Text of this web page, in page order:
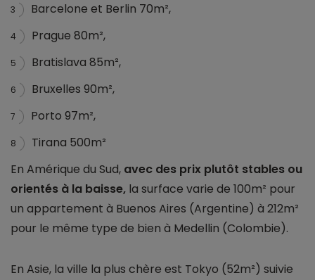
3 Barcelone et Berlin 70m²,
4 Prague 80m²,
5 Bratislava 85m²,
6 Bruxelles 90m²,
7 Porto 97m²,
8
Tirana 500m²
En Amérique du Sud, avec des prix plutôt stables ou
orientés à la baisse, la surface varie de 100m² pour
un appartement à Buenos Aires (Argentine) à 212m²
pour le même type de bien à Medellin (Colombie).
En Asie, la ville la plus chère est Tokyo (52m²) suivie